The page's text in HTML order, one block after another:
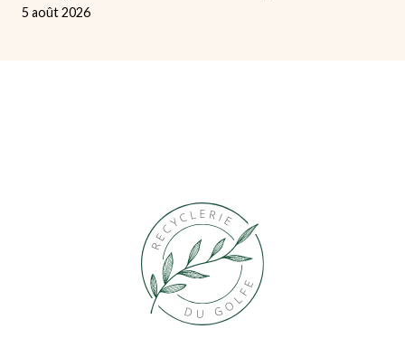
5 août 2026